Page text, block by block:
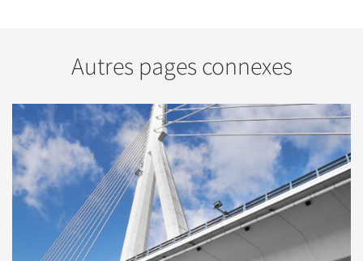
Autres pages connexes